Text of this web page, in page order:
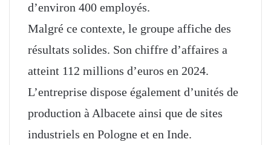
d’environ 400 employés.
Malgré ce contexte, le groupe affiche des
résultats solides. Son chiffre d’affaires a
atteint 112 millions d’euros en 2024.
L’entreprise dispose également d’unités de
production à Albacete ainsi que de sites
industriels en Pologne et en Inde.